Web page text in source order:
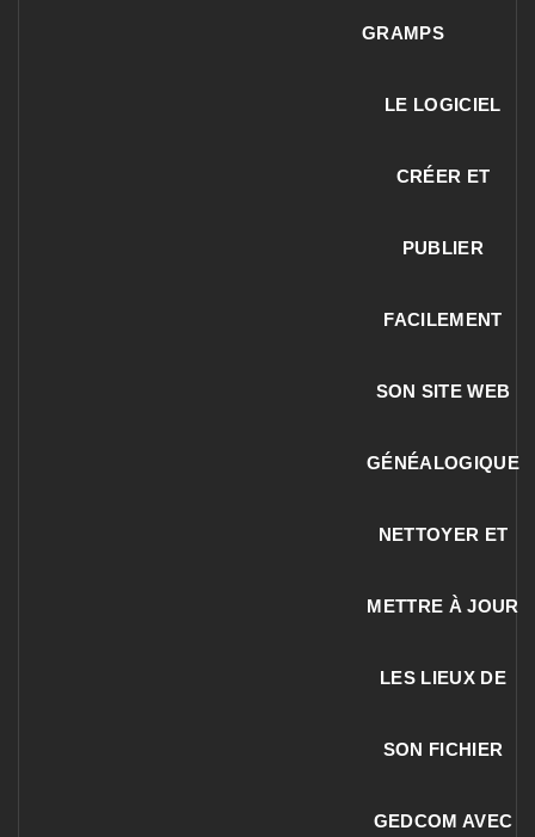
GRAMPS
LE LOGICIEL
CRÉER ET
PUBLIER
FACILEMENT
SON SITE WEB
GÉNÉALOGIQUE
NETTOYER ET
METTRE À JOUR
LES LIEUX DE
SON FICHIER
GEDCOM AVEC